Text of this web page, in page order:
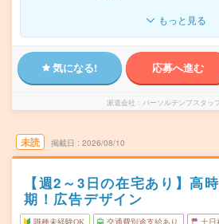
もっと見る
気になる! 応募へ進む
派遣会社 パーソルテンプスタッ
未読 掲載日 2026/08/10
【週2～3日の在宅あり】高
期！広告デザイン
職種未経験OK 交通費別途支給あり 土日